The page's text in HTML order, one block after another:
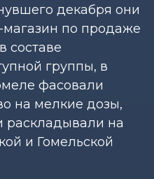
декабря они
магазин по продаже
составе
группы, в
фасовали
на мелкие дозы,
раскладывали на
и Гомельской